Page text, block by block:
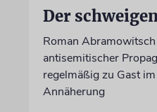
Der
Roman
antisemitischer
regelmäßig zu Gast
Annäherung